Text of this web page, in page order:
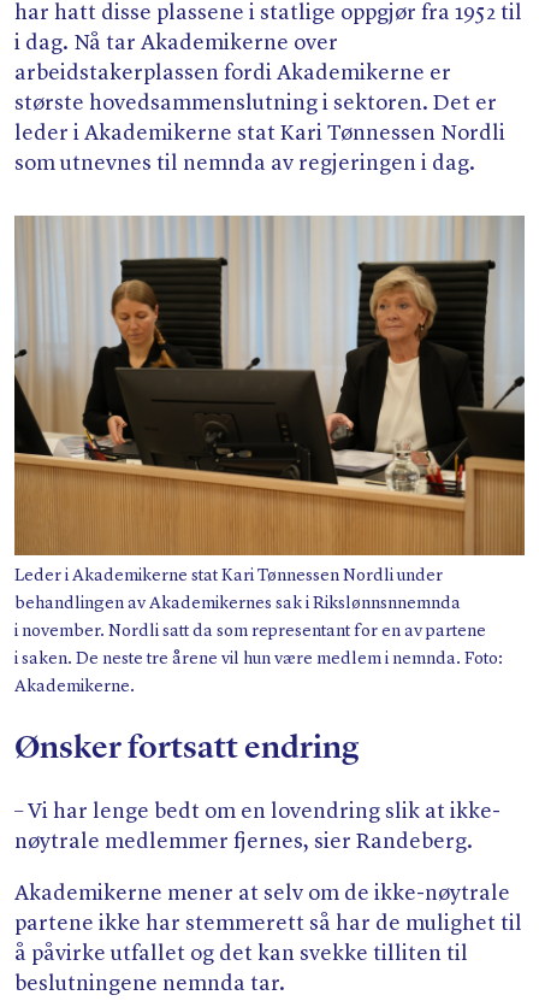
har hatt disse plassene i statlige oppgjør fra 1952 til
i dag. Nå tar Akademikerne over
arbeidstakerplassen fordi Akademikerne er
største hovedsammenslutning i sektoren. Det er
leder i Akademikerne stat Kari Tønnessen Nordli
som utnevnes til nemnda av regjeringen i dag.
Leder i Akademikerne stat Kari Tønnessen Nordli under
behandlingen av Akademikernes sak i Rikslønnsnnemnda
i november. Nordli satt da som representant for en av partene
i saken. De neste tre årene vil hun være medlem i nemnda. Foto:
Akademikerne.
Ønsker fortsatt endring
– Vi har lenge bedt om en lovendring slik at ikke-
nøytrale medlemmer fjernes, sier Randeberg.
Akademikerne mener at selv om de ikke-nøytrale
partene ikke har stemmerett så har de mulighet til
å påvirke utfallet og det kan svekke tilliten til
beslutningene nemnda tar.